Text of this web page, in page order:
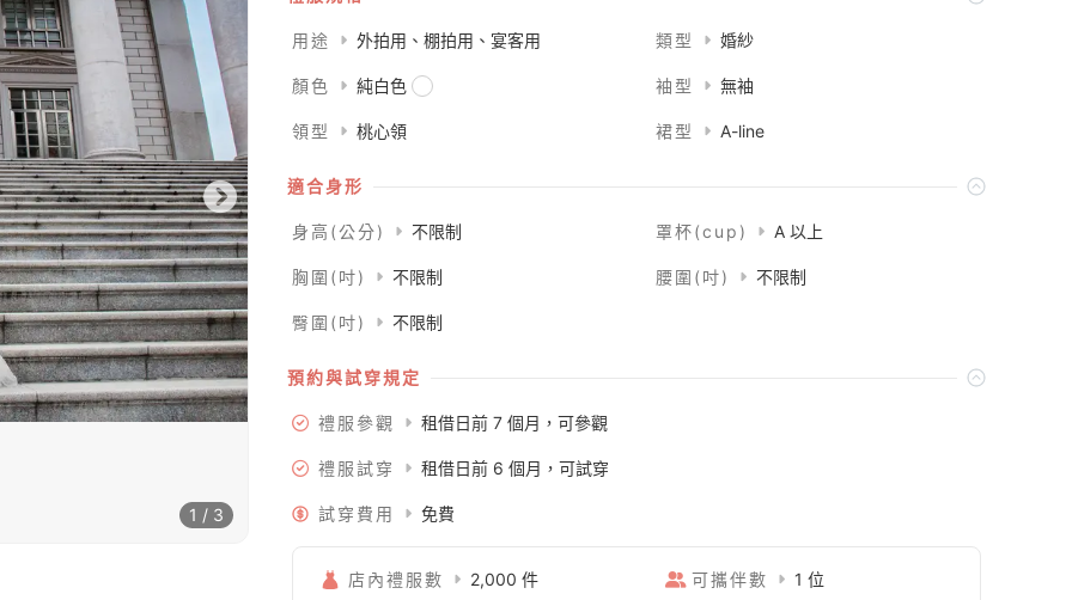
1 / 3
用途 外拍用、棚拍用、宴客用 類型 婚紗
顏色 純白色 袖型 無袖
領型 桃心領 裙型 A-line
適合身形
身高(公分) 不限制 罩杯(cup) A 以上
胸圍(吋) 不限制 腰圍(吋) 不限制
臀圍(吋) 不限制
預約與試穿規定
禮服參觀 租借日前 7 個月，可參觀
禮服試穿 租借日前 6 個月，可試穿
試穿費用 免費
店內禮服數 2,000 件 可攜伴數 1 位